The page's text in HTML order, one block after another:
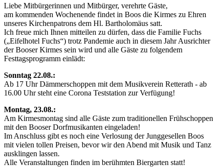
Liebe Mitbürgerinnen und Mitbürger, verehrte Gäste,
am kommenden Wochenende findet in Boos die Kirmes zu Ehren
unseres Kirchenpatrons dem Hl. Bartholomäus satt.
Ich freue mich Ihnen mitteilen zu dürfen, dass die Familie Fuchs
(„Eifelhotel Fuchs“) trotz Pandemie auch in diesem Jahr Ausrichter
der Booser Kirmes sein wird und alle Gäste zu folgendem
Festtagsprogramm einlädt:
Sonntag 22.08.:
Ab 17 Uhr Dämmerschoppen mit dem Musikverein Retterath - ab
16.00 Uhr steht eine Corona Teststation zur Verfügung!
Montag, 23.08.:
Am Kirmesmontag sind alle Gäste zum traditionellen Frühschoppen
mit den Booser Dorfmusikanten eingeladen!
Im Anschluss gibt es noch eine Verlosung der Junggesellen Boos
mit vielen tollen Preisen, bevor wir den Abend mit Musik und Tanz
ausklingen lassen.
Alle Veranstaltungen finden im berühmten Biergarten statt!